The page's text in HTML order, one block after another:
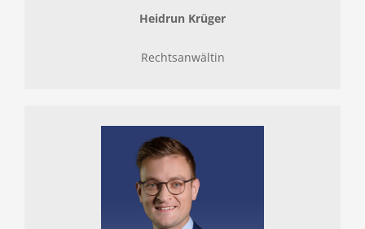
Heidrun Krüger
Rechtsanwältin